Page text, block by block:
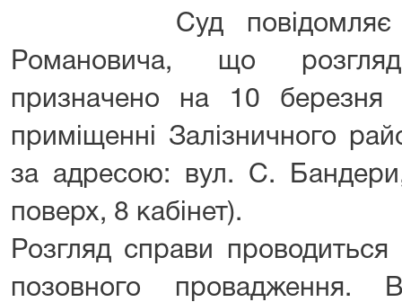
Суд повідомляє
Романовича, що
призначено на 10
приміщенні Залізничного
за адресою: вул. С.
поверх, 8 кабінет).
Розгляд справи
позовного провадження.